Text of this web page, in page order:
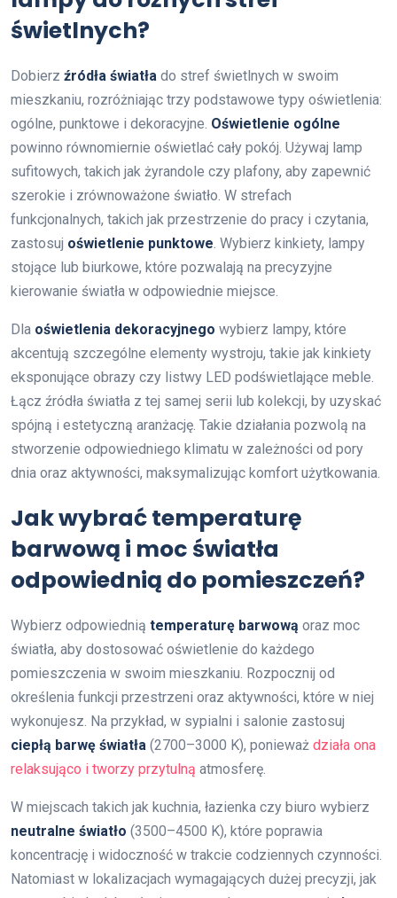
świetlnych?
Dobierz źródła światła do stref świetlnych w swoim
mieszkaniu, rozróżniając trzy podstawowe typy oświetlenia:
ogólne, punktowe i dekoracyjne. Oświetlenie ogólne
powinno równomiernie oświetlać cały pokój. Używaj lamp
sufitowych, takich jak żyrandole czy plafony, aby zapewnić
szerokie i zrównoważone światło. W strefach
funkcjonalnych, takich jak przestrzenie do pracy i czytania,
zastosuj oświetlenie punktowe. Wybierz kinkiety, lampy
stojące lub biurkowe, które pozwalają na precyzyjne
kierowanie światła w odpowiednie miejsce.
Dla oświetlenia dekoracyjnego wybierz lampy, które
akcentują szczególne elementy wystroju, takie jak kinkiety
eksponujące obrazy czy listwy LED podświetlające meble.
Łącz źródła światła z tej samej serii lub kolekcji, by uzyskać
spójną i estetyczną aranżację. Takie działania pozwolą na
stworzenie odpowiedniego klimatu w zależności od pory
dnia oraz aktywności, maksymalizując komfort użytkowania.
Jak wybrać temperaturę
barwową i moc światła
odpowiednią do pomieszczeń?
Wybierz odpowiednią temperaturę barwową oraz moc
światła, aby dostosować oświetlenie do każdego
pomieszczenia w swoim mieszkaniu. Rozpocznij od
określenia funkcji przestrzeni oraz aktywności, które w niej
wykonujesz. Na przykład, w sypialni i salonie zastosuj
ciepłą barwę światła (2700–3000 K), ponieważ działa ona
relaksująco i tworzy przytulną atmosferę.
W miejscach takich jak kuchnia, łazienka czy biuro wybierz
neutralne światło (3500–4500 K), które poprawia
koncentrację i widoczność w trakcie codziennych czynności.
Natomiast w lokalizacjach wymagających dużej precyzji, jak